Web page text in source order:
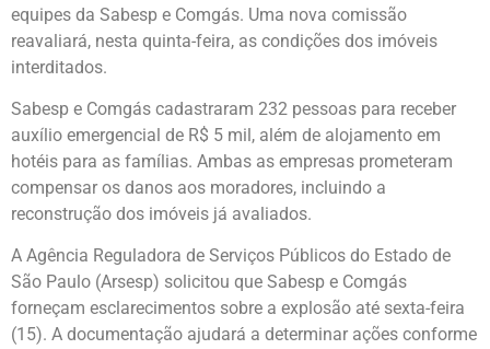
equipes da Sabesp e Comgás. Uma nova comissão
reavaliará, nesta quinta-feira, as condições dos imóveis
interditados.
Sabesp e Comgás cadastraram 232 pessoas para receber
auxílio emergencial de R$ 5 mil, além de alojamento em
hotéis para as famílias. Ambas as empresas prometeram
compensar os danos aos moradores, incluindo a
reconstrução dos imóveis já avaliados.
A Agência Reguladora de Serviços Públicos do Estado de
São Paulo (Arsesp) solicitou que Sabesp e Comgás
forneçam esclarecimentos sobre a explosão até sexta-feira
(15). A documentação ajudará a determinar ações conforme